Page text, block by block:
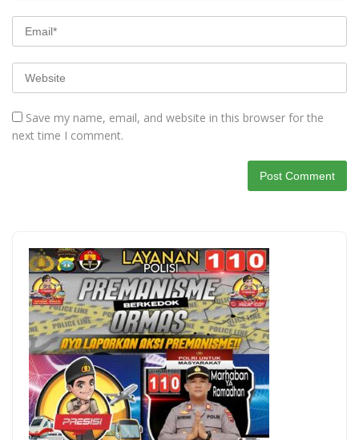
Save my name, email, and website in this browser for the
next time I comment.